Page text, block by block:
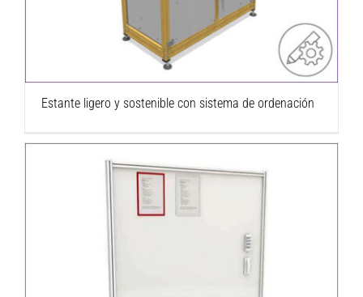
Estante ligero y sostenible con sistema de ordenación